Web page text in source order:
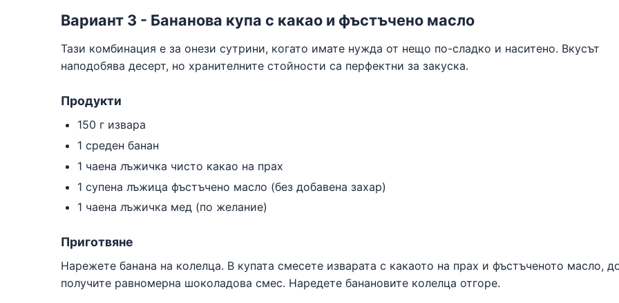
Вариант 3 - Бананова купа с какао и фъстъчено масло
Тази комбинация е за онези сутрини, когато имате нужда от нещо по-сладко и наситено. Вкусът
наподобява десерт, но хранителните стойности са перфектни за закуска.
Продукти
150 г извара
1 среден банан
1 чаена лъжичка чисто какао на прах
1 супена лъжица фъстъчено масло (без добавена захар)
1 чаена лъжичка мед (по желание)
Приготвяне
Нарежете банана на колелца. В купата смесете изварата с какаото на прах и фъстъченото масло,
получите равномерна шоколадова смес. Наредете банановите колелца отгоре.